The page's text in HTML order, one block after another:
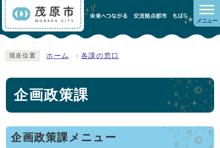
メニュー
現在位置 ホーム 各課の窓口
企画政策課
企画政策課メニュー